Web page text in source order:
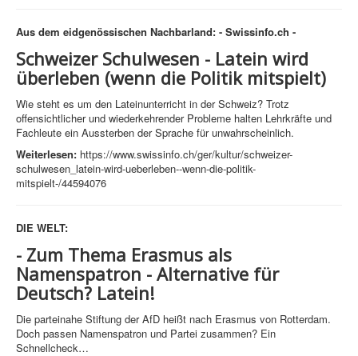
Aus dem eidgenössischen Nachbarland: - Swissinfo.ch -
Schweizer Schulwesen - Latein wird
überleben (wenn die Politik mitspielt)
Wie steht es um den Lateinunterricht in der Schweiz? Trotz
offensichtlicher und wiederkehrender Probleme halten Lehrkräfte und
Fachleute ein Aussterben der Sprache für unwahrscheinlich.
Weiterlesen: https://www.swissinfo.ch/ger/kultur/schweizer-
schulwesen_latein-wird-ueberleben--wenn-die-politik-
mitspielt-/44594076
DIE WELT:
- Zum Thema Erasmus als
Namenspatron - Alternative für
Deutsch? Latein!
Die parteinahe Stiftung der AfD heißt nach Erasmus von Rotterdam.
Doch passen Namenspatron und Partei zusammen? Ein
Schnellcheck…